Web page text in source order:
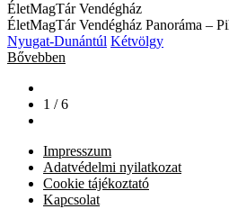
ÉletMagTár Vendégház
ÉletMagTár Vendégház Panoráma –
Nyugat-Dunántúl Kétvölgy
Bővebben
1 / 6
Impresszum
Adatvédelmi nyilatkozat
Cookie tájékoztató
Kapcsolat